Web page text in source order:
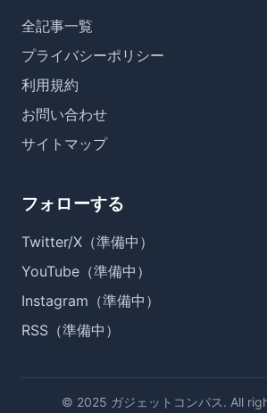
全記事一覧
プライバシーポリシー
利用規約
お問い合わせ
サイトマップ
フォローする
Twitter/X（準備中）
YouTube（準備中）
Instagram（準備中）
RSS（準備中）
© 2025 ガジェットコンパス. All